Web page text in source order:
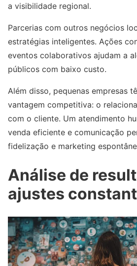
a visibilidade regional.
Parcerias com outros negócios
estratégias inteligentes. Ações
eventos colaborativos ajudam a
públicos com baixo custo.
Além disso, pequenas empresas
vantagem competitiva: o
com o cliente. Um atendimento
venda eficiente e comunicação
fidelização e marketing
Análise de
ajustes